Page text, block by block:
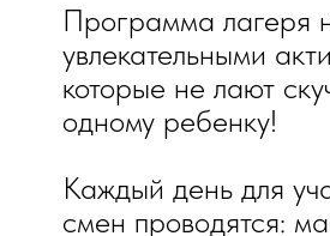
Программа лагеря
увлекательными
которые не лают
одному ребенку!
Каждый день для
смен проводятся: